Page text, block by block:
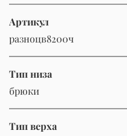
Артикул
разноцв8200ч
Тип низа
брюки
Тип верха